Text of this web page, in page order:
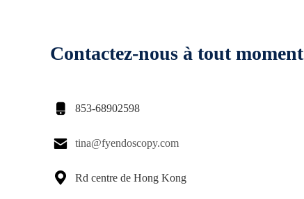
Contactez-nous à tout moment
 853-68902598
 tina@fyendoscopy.com
 Rd centre de Hong Kong